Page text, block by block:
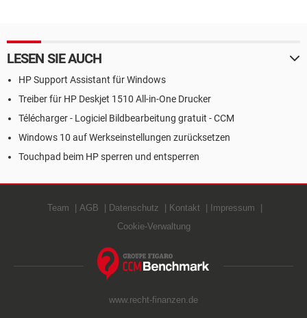
LESEN SIE AUCH
HP Support Assistant für Windows
Treiber für HP Deskjet 1510 All-in-One Drucker
Télécharger - Logiciel Bildbearbeitung gratuit - CCM
Windows 10 auf Werkseinstellungen zurücksetzen
Touchpad beim HP sperren und entsperren
Team AGB Datenschutz Kontakt
Impressum
Cookie-Verwaltung
www.recht-finanzen.de